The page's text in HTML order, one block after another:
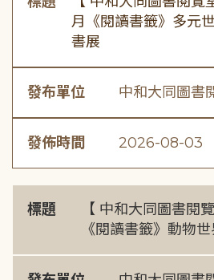
月《閱讀書籤》多元
書展
發布單位 中和大同圖書
發佈時間 2026-08-03
標題
【 中和大同圖書閱
《閱讀書籤》動物